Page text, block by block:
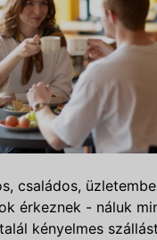
családos,
érkeznek - náluk
kényelmes